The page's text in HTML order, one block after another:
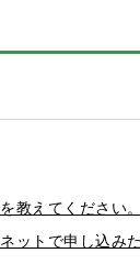
教えてください。
ットで申し込みた